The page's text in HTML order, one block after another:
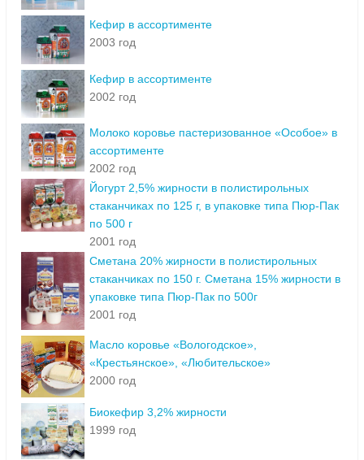
Кефир в ассортименте
2003 год
Кефир в ассортименте
2002 год
Молоко коровье пастеризованное «Особое» в
ассортименте
2002 год
Йогурт 2,5% жирности в полистирольных
стаканчиках по 125 г, в упаковке типа Пюр-Пак
по 500 г
2001 год
Сметана 20% жирности в полистирольных
стаканчиках по 150 г. Сметана 15% жирности в
упаковке типа Пюр-Пак по 500г
2001 год
Масло коровье «Вологодское»,
«Крестьянское», «Любительское»
2000 год
Биокефир 3,2% жирности
1999 год